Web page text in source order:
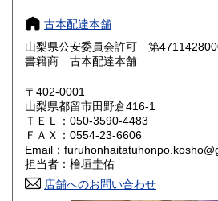
奈良県
鳥取県 800円 島
岡山県
山口県 800円
香川県 800円 愛
高知県 800円
古本配達本舗
山梨県公安委員会許可 第
書籍商 古本配達本舗
〒402-0001
山梨県都留市田野倉416-1
ＴＥＬ：050-3590-4483
ＦＡＸ：0554-23-6606
Email：
担当者：檜垣圭佑
店舗へのお問い合わせ